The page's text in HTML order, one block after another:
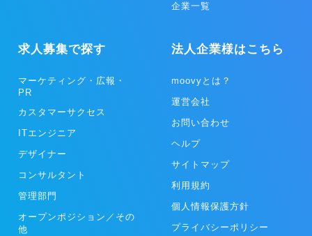
企業一覧
求人募集で探す
マーケティング・広報・
PR
カスタマーサクセス
ITエンジニア
デザイナー
コンサルタント
管理部門
オープンポジション／その
他
法人企業様はこちら
moovyとは？
運営会社
お問い合わせ
ヘルプ
サイトマップ
利用規約
個人情報保護方針
プライバシーポリシー